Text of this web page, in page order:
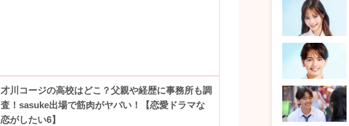
才川コージの高校はどこ？父親や経歴に事務所も調
査！sasuke出場で筋肉がヤバい！【恋愛ドラマな
恋がしたい6】